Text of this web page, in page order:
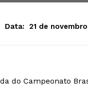
Data: 21 de
do Campeonato